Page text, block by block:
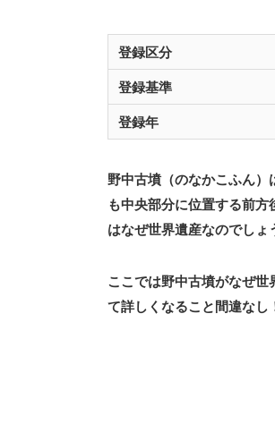
登録区分
登録基準
登録年
野中古墳（のなかこふん
も中央部分に位置する前
はなぜ世界遺産なのでしょ
ここでは野中古墳がなぜ
て詳しくなること間違なし